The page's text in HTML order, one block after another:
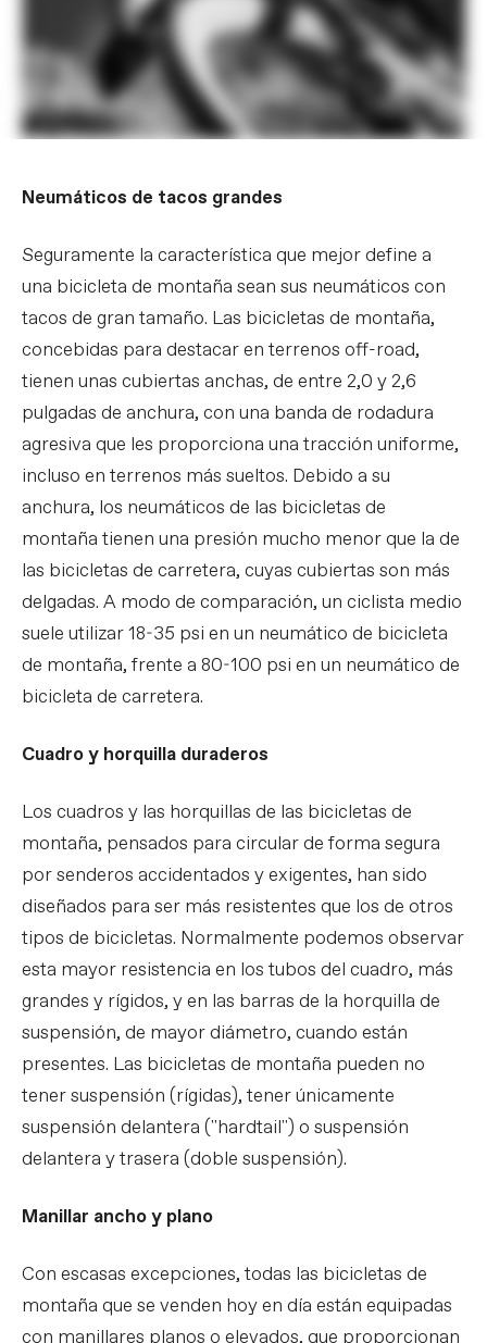
Neumáticos de tacos grandes
Seguramente la característica que mejor define a
una bicicleta de montaña sean sus neumáticos con
tacos de gran tamaño. Las bicicletas de montaña,
concebidas para destacar en terrenos off-road,
tienen unas cubiertas anchas, de entre 2,0 y 2,6
pulgadas de anchura, con una banda de rodadura
agresiva que les proporciona una tracción uniforme,
incluso en terrenos más sueltos. Debido a su
anchura, los neumáticos de las bicicletas de
montaña tienen una presión mucho menor que la de
las bicicletas de carretera, cuyas cubiertas son más
delgadas. A modo de comparación, un ciclista medio
suele utilizar 18-35 psi en un neumático de bicicleta
de montaña, frente a 80-100 psi en un neumático de
bicicleta de carretera.
Cuadro y horquilla duraderos
Los cuadros y las horquillas de las bicicletas de
montaña, pensados para circular de forma segura
por senderos accidentados y exigentes, han sido
diseñados para ser más resistentes que los de otros
tipos de bicicletas. Normalmente podemos observar
esta mayor resistencia en los tubos del cuadro, más
grandes y rígidos, y en las barras de la horquilla de
suspensión, de mayor diámetro, cuando están
presentes. Las bicicletas de montaña pueden no
tener suspensión (rígidas), tener únicamente
suspensión delantera ("hardtail") o suspensión
delantera y trasera (doble suspensión).
Manillar ancho y plano
Con escasas excepciones, todas las bicicletas de
montaña que se venden hoy en día están equipadas